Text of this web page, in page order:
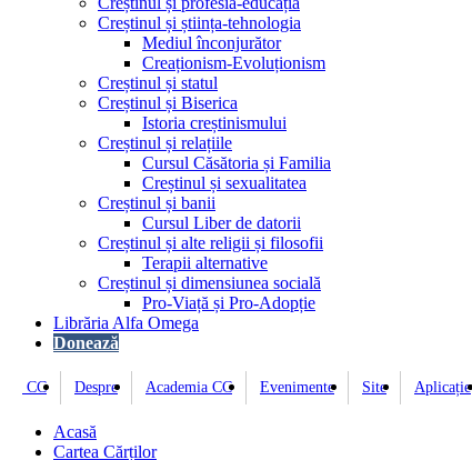
Creștinul și știința-tehnologia
Mediul înconjurător
Creaționism-Evoluționism
Creștinul și statul
Creștinul și Biserica
Istoria creștinismului
Creștinul și relațiile
Cursul Căsătoria și Familia
Creștinul și sexualitatea
Creștinul și banii
Cursul Liber de datorii
Creștinul și alte religii și filosofii
Terapii alternative
Creștinul și dimensiunea socială
Pro-Viață și Pro-Adopție
Librăria Alfa Omega
Donează
CC Despre Academia CC Evenimente Site Aplicație
Acasă
Cartea Cărților